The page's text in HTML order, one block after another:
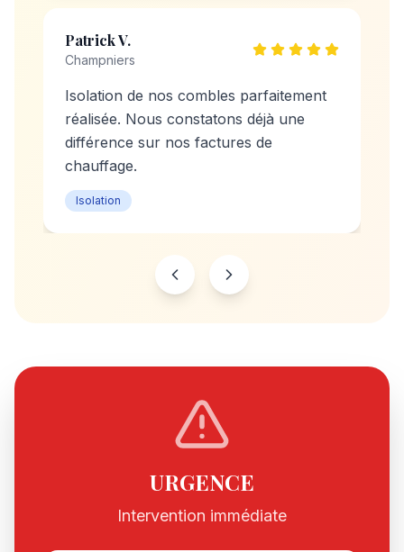
Patrick V.
Champniers
Isolation de nos combles parfaitement
réalisée. Nous constatons déjà une
différence sur nos factures de
chauffage.
Isolation
URGENCE
Intervention immédiate